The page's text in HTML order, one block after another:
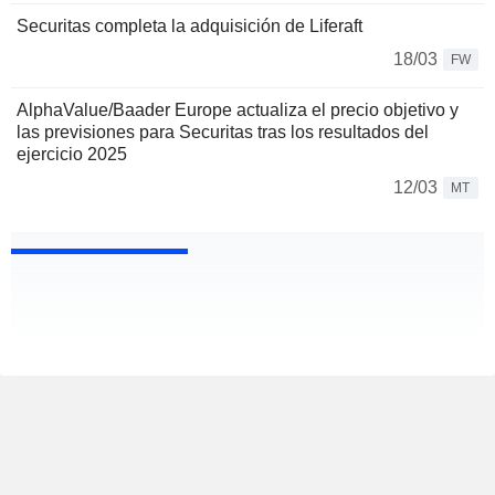
Securitas completa la adquisición de Liferaft
18/03
FW
AlphaValue/Baader Europe actualiza el precio objetivo y
las previsiones para Securitas tras los resultados del
ejercicio 2025
12/03
MT